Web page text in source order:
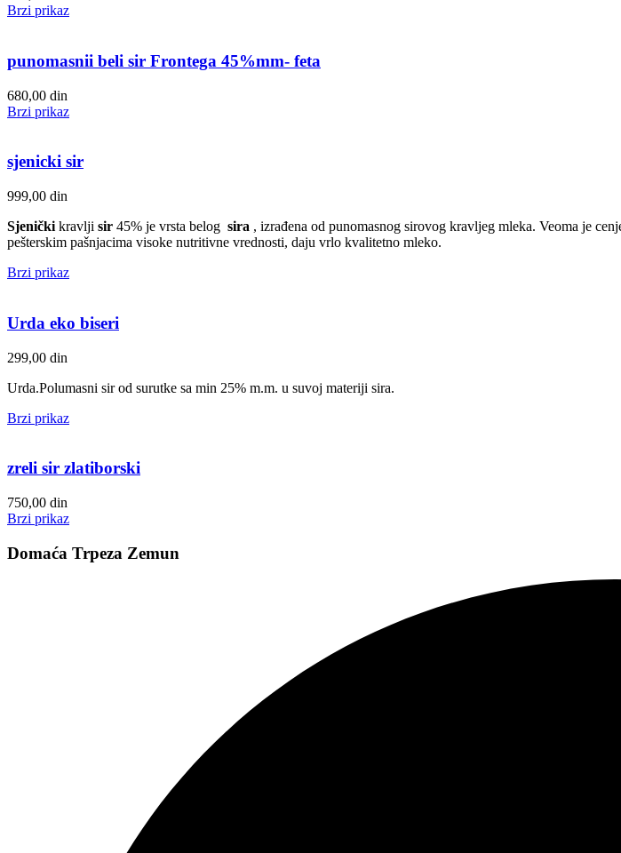
Brzi prikaz
punomasnii beli sir Frontega 45%mm- feta
680,00 din
Brzi prikaz
sjenicki sir
999,00 din
Sjenički kravlji sir 45% je vrsta belog sira , izrađena od punomasnog sirovog kravljeg mleka. Veoma je
pešterskim pašnjacima visoke nutritivne vrednosti, daju vrlo kvalitetno mleko.
Brzi prikaz
Urda eko biseri
299,00 din
Urda.Polumasni sir od surutke sa min 25% m.m. u suvoj materiji sira.
Brzi prikaz
zreli sir zlatiborski
750,00 din
Brzi prikaz
Domaća Trpeza Zemun